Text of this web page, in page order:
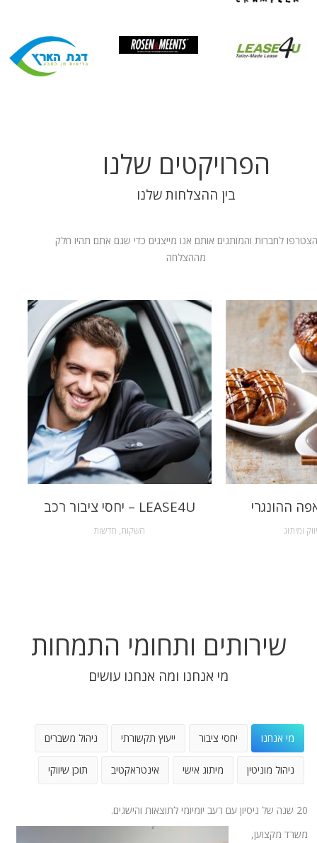
הפרויקטים שלנו
בין ההצלחות שלנו
הצטרפו לחברות והמותגים אותם אנו מייצגים כדי שגם אתם תהיו חלק
מההצלחה
LEASE4U – יחסי ציבור רכב
השקות, חדשות
ההונגרי
ומיתוג
שירותים ותחומי התמחות
מי אנחנו ומה אנחנו עושים
מי אנחנו יחסי ציבור ייעוץ תקשורתי ניהול משברים
ניהול מוניטין מיתוג אישי אינטראקטיב תוכן שיווקי
20 שנה של ניסיון עם רעב יומיומי לתוצאות והישגים.
משרד מקצוען,